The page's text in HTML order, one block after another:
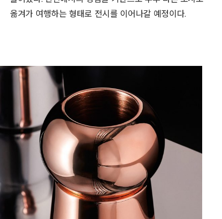
옮겨가 여행하는 형태로 전시를 이어나갈 예정이다.